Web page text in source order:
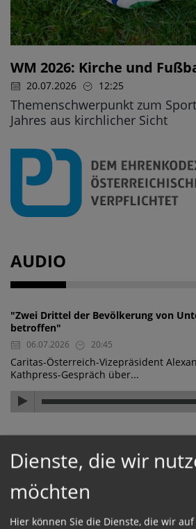
WM 2026: Kirche und
20.07.2026 12:25
Themenschwerpunkt zum
Jahres aus kirchlicher Sicht
AUDIO
"Zwei Drittel der Bevölkerung von
betroffen"
06.07.2026 20:45
Caritas-Österreich-Vizepräsident
Kathpress-Gespräch über...
"Die Hilfe wirkt, die Hilfe kommt an"
06.07.2026 20:44
Caritas-Österreich-Vizepräsident
Kathpress-Gespräch über...
Dienste, die wir
möchten
Hier können Sie die Dienste, die wir